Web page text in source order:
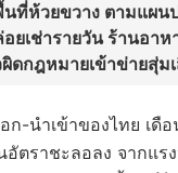
ที่ห้วยขวาง ตามแผน
ยเช่ารายวัน ร้านอา
ดกฎหมายเข้าข่ายสุ่ม
ก-นำเข้าของไทย เดื
อัตราชะลอลง จากแร